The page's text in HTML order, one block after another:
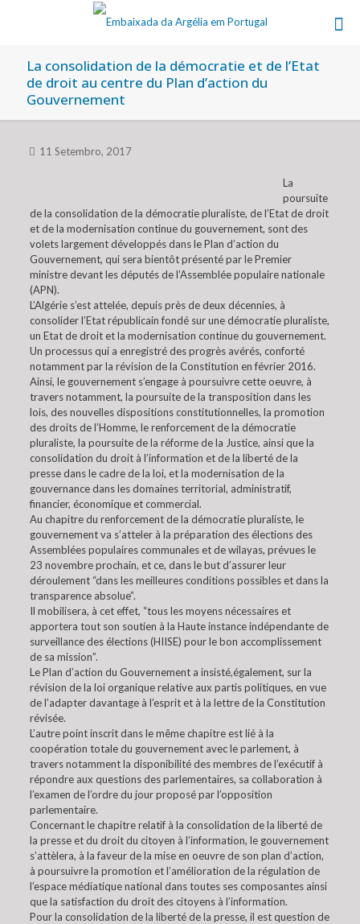
La consolidation de la démocratie et de l’Etat
de droit au centre du Plan d’action du
Gouvernement
11 Setembro, 2017
La
poursuite
de la consolidation de la démocratie pluraliste, de l’Etat de droit
et de la modernisation continue du gouvernement, sont des
volets largement développés dans le Plan d’action du
Gouvernement, qui sera bientôt présenté par le Premier
ministre devant les députés de l’Assemblée populaire nationale
(APN).
L’Algérie s’est attelée, depuis près de deux décennies, à
consolider l’Etat républicain fondé sur une démocratie pluraliste,
un Etat de droit et la modernisation continue du gouvernement.
Un processus qui a enregistré des progrès avérés, conforté
notamment par la révision de la Constitution en février 2016.
Ainsi, le gouvernement s’engage à poursuivre cette oeuvre, à
travers notamment, la poursuite de la transposition dans les
lois, des nouvelles dispositions constitutionnelles, la promotion
des droits de l’Homme, le renforcement de la démocratie
pluraliste, la poursuite de la réforme de la Justice, ainsi que la
consolidation du droit à l’information et de la liberté de la
presse dans le cadre de la loi, et la modernisation de la
gouvernance dans les domaines territorial, administratif,
financier, économique et commercial.
Au chapitre du renforcement de la démocratie pluraliste, le
gouvernement va s’atteler à la préparation des élections des
Assemblées populaires communales et de wilayas, prévues le
23 novembre prochain, et ce, dans le but d’assurer leur
déroulement “dans les meilleures conditions possibles et dans la
transparence absolue”.
Il mobilisera, à cet effet, “tous les moyens nécessaires et
apportera tout son soutien à la Haute instance indépendante de
surveillance des élections (HIISE) pour le bon accomplissement
de sa mission”.
Le Plan d’action du Gouvernement a insisté,également, sur la
révision de la loi organique relative aux partis politiques, en vue
de l’adapter davantage à l’esprit et à la lettre de la Constitution
révisée.
L’autre point inscrit dans le même chapitre est lié à la
coopération totale du gouvernement avec le parlement, à
travers notamment la disponibilité des membres de l’exécutif à
répondre aux questions des parlementaires, sa collaboration à
l’examen de l’ordre du jour proposé par l’opposition
parlementaire.
Concernant le chapitre relatif à la consolidation de la liberté de
la presse et du droit du citoyen à l’information, le gouvernement
s’attèlera, à la faveur de la mise en oeuvre de son plan d’action,
à poursuivre la promotion et l’amélioration de la régulation de
l’espace médiatique national dans toutes ses composantes ainsi
que la satisfaction du droit des citoyens à l’information.
Pour la consolidation de la liberté de la presse, il est question de